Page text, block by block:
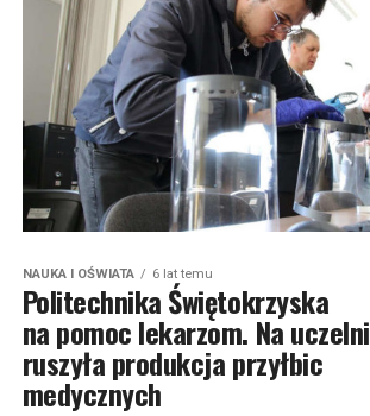
NAUKA I OŚWIATA 6 lat temu
Politechnika Świętokrzyska
na pomoc lekarzom. Na uczelni
ruszyła produkcja przyłbic
medycznych